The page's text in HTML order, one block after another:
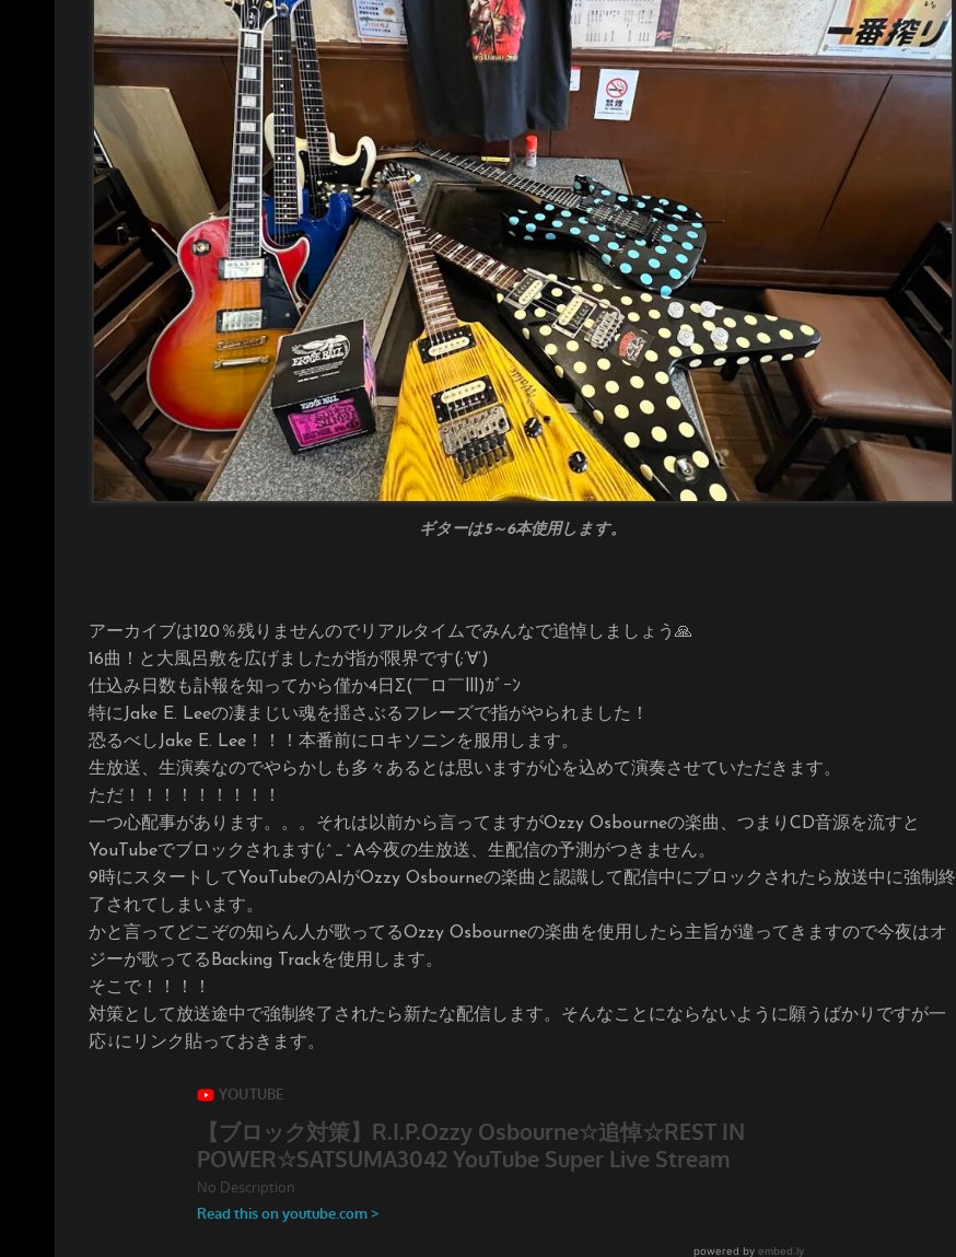
ギターは5～6本使用します。
アーカイブは120％残りませんのでリアルタイムでみんなで追悼しましょう🙏
16曲！と大風呂敷を広げましたが指が限界です(;’∀’)
仕込み日数も訃報を知ってから僅か4日Σ(￣ロ￣lll)ｶﾞｰﾝ
特にJake E. Leeの凄まじい魂を揺さぶるフレーズで指がやられました！
恐るべしJake E. Lee！！！本番前にロキソニンを服用します。
生放送、生演奏なのでやらかしも多々あるとは思いますが心を込めて演奏させていただきます。
ただ！！！！！！！！！
一つ心配事があります。。。それは以前から言ってますがOzzy Osbourneの楽曲、つまりCD音源を流すと
YouTubeでブロックされます(;^_^A今夜の生放送、生配信の予測がつきません。
9時にスタートしてYouTubeのAIがOzzy Osbourneの楽曲と認識して配信中にブロックされたら放送中に強制終
了されてしまいます。
かと言ってどこぞの知らん人が歌ってるOzzy Osbourneの楽曲を使用したら主旨が違ってきますので今夜はオ
ジーが歌ってるBacking Trackを使用します。
そこで！！！！
対策として放送途中で強制終了されたら新たな配信します。そんなことにならないように願うばかりですが一
応↓にリンク貼っておきます。